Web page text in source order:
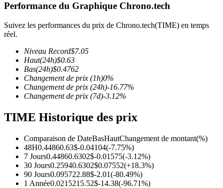
Futures COIN-M
TradFi
Produits dérivés sur actions, forex, métaux précieux et matières
Performance du Graphique Chrono.tech
Suivez les performances du prix de Chrono.tech(TIME) en temps
réel.
Niveau Record$7.05
Haut(24h)$0.63
Bas(24h)$0.4762
Changement de prix (1h)0%
Changement de prix (24h)-16.77%
Changement de prix (7d)-3.12%
TIME Historique des prix
Comparaison de DateBasHautChangement de montant(%)
48H0.44860.63$-0.04104(-7.75%)
7 Jours0.44860.6302$-0.01575(-3.12%)
30 Jours0.25940.6302$0.07552(+18.3%)
90 Jours0.095722.88$-2.01(-80.49%)
1 Année0.0215215.52$-14.38(-96.71%)